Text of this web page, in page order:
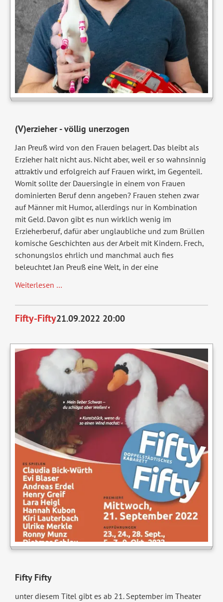
(V)erzieher - völlig unerzogen
Jan Preuß wird von den Frauen belagert. Das bleibt als
Erzieher halt nicht aus. Nicht aber, weil er so wahnsinnig
attraktiv und erfolgreich auf Frauen wirkt, im Gegenteil.
Womit sollte der Dauersingle in einem von Frauen
dominierten Beruf denn angeben? Frauen stehen zwar
auf Männer mit Humor, allerdings nur in Kombination
mit Geld. Davon gibt es nun wirklich wenig im
Erzieherberuf, dafür aber unglaubliche und zum Brüllen
komische Geschichten aus der Arbeit mit Kindern. Frech,
schonungslos ehrlich und manchmal auch fies
beleuchtet Jan Preuß eine Welt, in der eine
Weiterlesen …(V)erzieher
völlig
unerzogen
Fifty-Fifty21.09.2022 20:00
Fifty Fifty
unter diesem Titel gibt es ab 21. September im Theater